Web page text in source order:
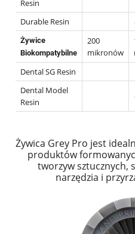
Resin
Durable Resin
Żywice
Biokompatybilne
200
mikronów
Dental SG Resin
Dental Model
Resin
Żywica Grey Pro jest
produktów
tworzyw sztucznych,
narzędzia i